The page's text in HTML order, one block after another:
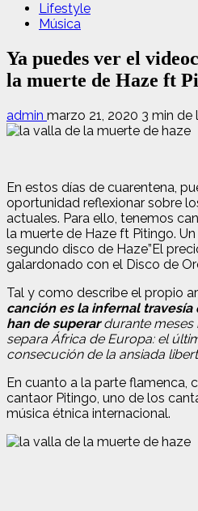
Lifestyle
Música
Ya puedes ver el
la muerte de Haze ft
admin marzo 21, 2020 3 min de
En estos días de cuarentena,
oportunidad reflexionar sobre
actuales. Para ello, tenemos
la muerte de Haze ft Pitingo.
segundo disco de Haze”El
galardonado con el Disco de
Tal y como describe el propio
canción es la infernal
han de superardurante meses
separa África de Europa: el
consecución de la ansiada
En cuanto a la parte flamenca,
cantaor Pitingo, uno de los
música étnica internacional.